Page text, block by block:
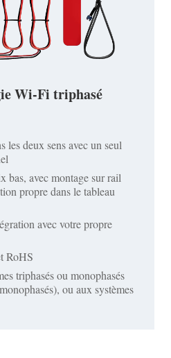
Wi-Fi triphasé
les deux sens avec un seul
bas, avec montage sur rail
propre dans le tableau
avec votre propre
RoHS
triphasés ou monophasés
ou aux systèmes